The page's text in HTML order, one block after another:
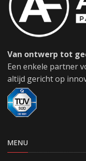
Van ontwerp tot
Een enkele partner
altijd gericht op
MENU